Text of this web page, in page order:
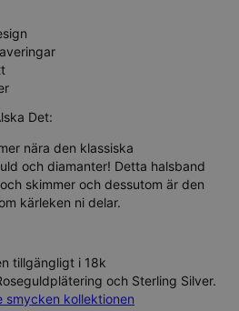
Det:
nära den klassiska
och diamanter! Detta halsband
skimmer och dessutom är den
kärleken ni delar.
tillgängligt i 18k
och Sterling Silver.
smycken kollektionen